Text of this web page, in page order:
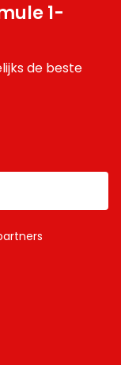
1-
de beste